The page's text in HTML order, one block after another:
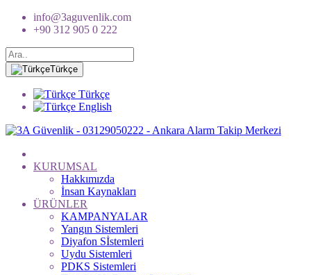
info@3aguvenlik.com
+90 312 905 0 222
Türkçe
Türkçe
English
KURUMSAL
Hakkımızda
İnsan Kaynakları
ÜRÜNLER
KAMPANYALAR
Yangın Sistemleri
Diyafon Sİstemleri
Uydu Sistemleri
PDKS Sistemleri